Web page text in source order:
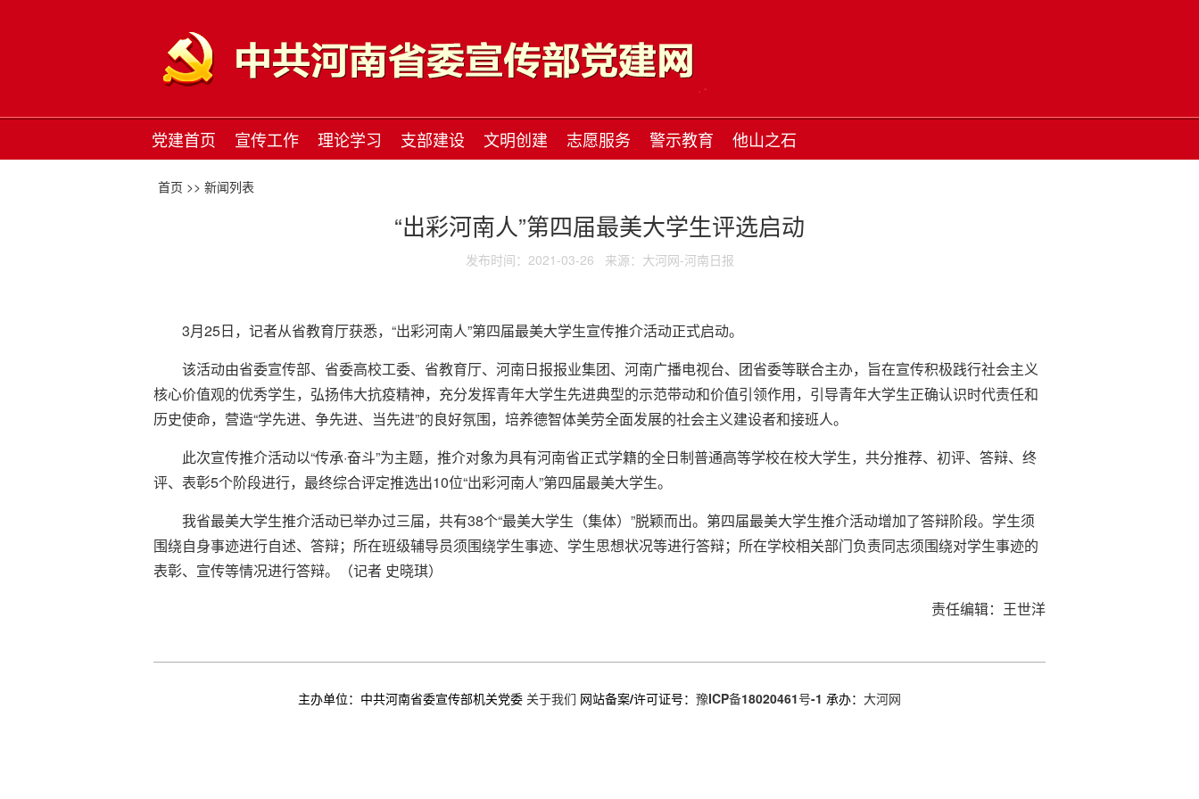
党建首页 宣传工作 理论学习 支部建设 文明创建 志愿服务 警示教育 他山之石
首页 >> 新闻列表
“出彩河南人”第四届最美大学生评选启动
发布时间：2021-03-26 来源：大河网-河南日报
3月25日，记者从省教育厅获悉，“出彩河南人”第四届最美大学生宣传推介活动正式启动。
该活动由省委宣传部、省委高校工委、省教育厅、河南日报报业集团、河南广播电视台、团省委等联合主办，旨在宣传积极践行社会主义
核心价值观的优秀学生，弘扬伟大抗疫精神，充分发挥青年大学生先进典型的示范带动和价值引领作用，引导青年大学生正确认识时代责任和
历史使命，营造“学先进、争先进、当先进”的良好氛围，培养德智体美劳全面发展的社会主义建设者和接班人。
此次宣传推介活动以“传承·奋斗”为主题，推介对象为具有河南省正式学籍的全日制普通高等学校在校大学生，共分推荐、初评、答辩、终
评、表彰5个阶段进行，最终综合评定推选出10位“出彩河南人”第四届最美大学生。
我省最美大学生推介活动已举办过三届，共有38个“最美大学生（集体）”脱颖而出。第四届最美大学生推介活动增加了答辩阶段。学生须
围绕自身事迹进行自述、答辩；所在班级辅导员须围绕学生事迹、学生思想状况等进行答辩；所在学校相关部门负责同志须围绕对学生事迹的
表彰、宣传等情况进行答辩。（记者 史晓琪）
责任编辑：王世洋
主办单位：中共河南省委宣传部机关党委 关于我们 网站备案/许可证号： 豫ICP备18020461号-1 承办： 大河网